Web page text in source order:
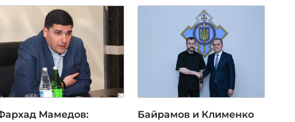
Мамедов:
Байрамов и Клименко